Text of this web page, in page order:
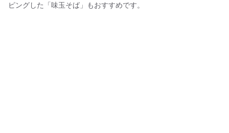
ピングした「味玉そば」もおすすめです。